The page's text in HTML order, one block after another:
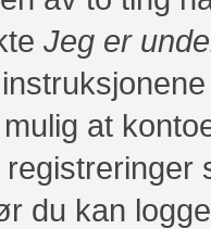
Jeg er
at
du kan